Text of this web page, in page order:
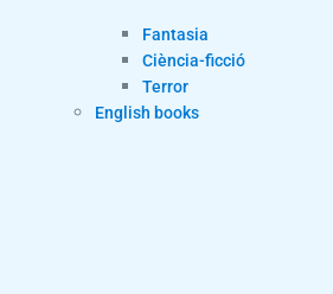
Fantasia
Ciència-ficció
Terror
English books